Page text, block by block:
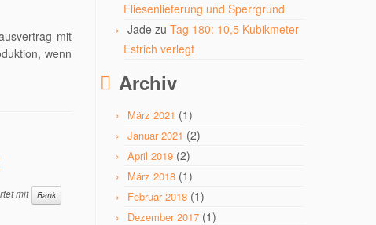
mit
wenn
mit
Bank
Fliesenlieferung und Sperrgrund
Jade zu Tag 180: 10,5 Kubikmeter
Estrich verlegt
Archiv
März 2021 (1)
Januar 2021 (2)
April 2019 (2)
März 2018 (1)
Februar 2018 (1)
Dezember 2017 (1)